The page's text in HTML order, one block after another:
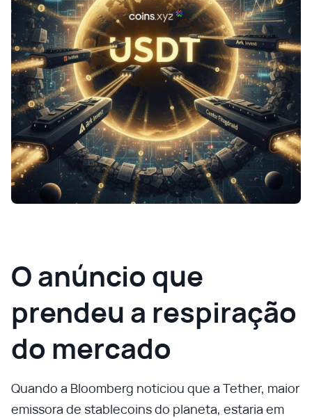
O anúncio que
prendeu a respiração
do mercado
Quando a Bloomberg noticiou que a Tether, maior
emissora de stablecoins do planeta, estaria em